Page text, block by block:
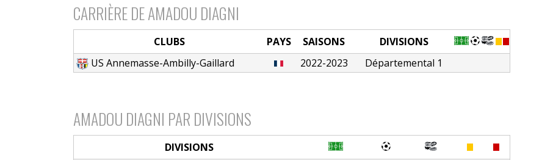
CARRIÈRE DE AMADOU DIAGNI
CLUBS PAYS SAISONS
DIVISIONS
US Annemasse-Ambilly-Gaillard
2022-2023 Départemental 1
AMADOU DIAGNI PAR DIVISIONS
DIVISIONS